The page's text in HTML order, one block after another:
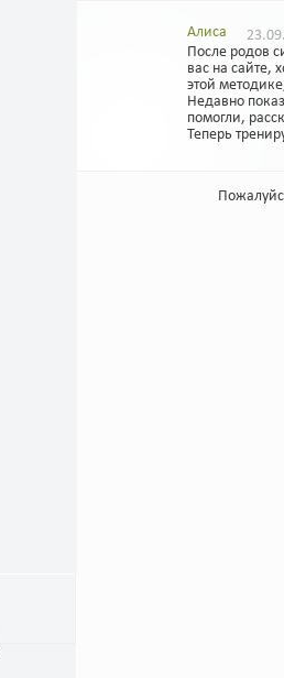
Алиса
После родов
вас на сайте,
этой
Недавно
помогли,
Теперь